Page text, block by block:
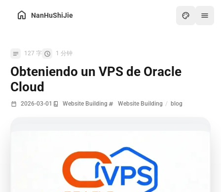
NanHuShiJie
Arte
Juegos
PDF en línea
127 字 1 分钟
Obteniendo un VPS de Oracle
Cloud
2026-03-01 Website Building Website Building / blog